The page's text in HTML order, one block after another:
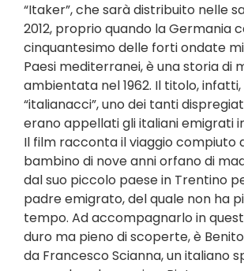
“Itaker”, che sarà distribuito nelle
2012, proprio quando la Germania
cinquantesimo delle forti ondate
Paesi mediterranei, è una storia di
ambientata nel 1962. Il titolo,
“italianacci”, uno dei tanti
erano appellati gli italiani emigrati
Il film racconta il viaggio compiuto
bambino di nove anni orfano di
dal suo piccolo paese in Trentino
padre emigrato, del quale non ha
tempo. Ad accompagnarlo in
duro ma pieno di scoperte, è
da Francesco Scianna, un italiano